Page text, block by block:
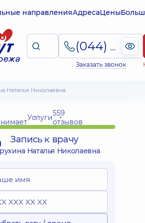
направленияАдресаЦены
(044) 495-2-888
Заказать звонок
Наталья Николаевна
Услуги559
отзывов
/ 5
основе
Запись к врачу
Наталья Николаевна